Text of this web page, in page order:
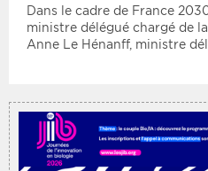
Secteur
Protection sociale
Médico-social
Période
Dans le cadre de France
ministre délégué chargé de
Anne Le Hénanff, ministre